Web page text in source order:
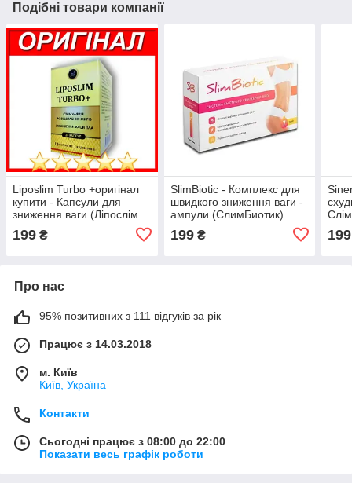
Подібні товари компанії
Liposlim Turbo +оригінал
купити - Капсули для
зниження ваги (Ліпослім
199 ₴
SlimBiotic - Комплекс для
швидкого зниження ваги -
ампули (СлимБиотик)
199₴ 199
Про нас
95% позитивних з 111 відгуків за рік
Працює з 14.03.2018
м. Київ
Київ, Україна
Контакти
Сьогодні працює з 08:00 до 22:00
Показати весь графік роботи